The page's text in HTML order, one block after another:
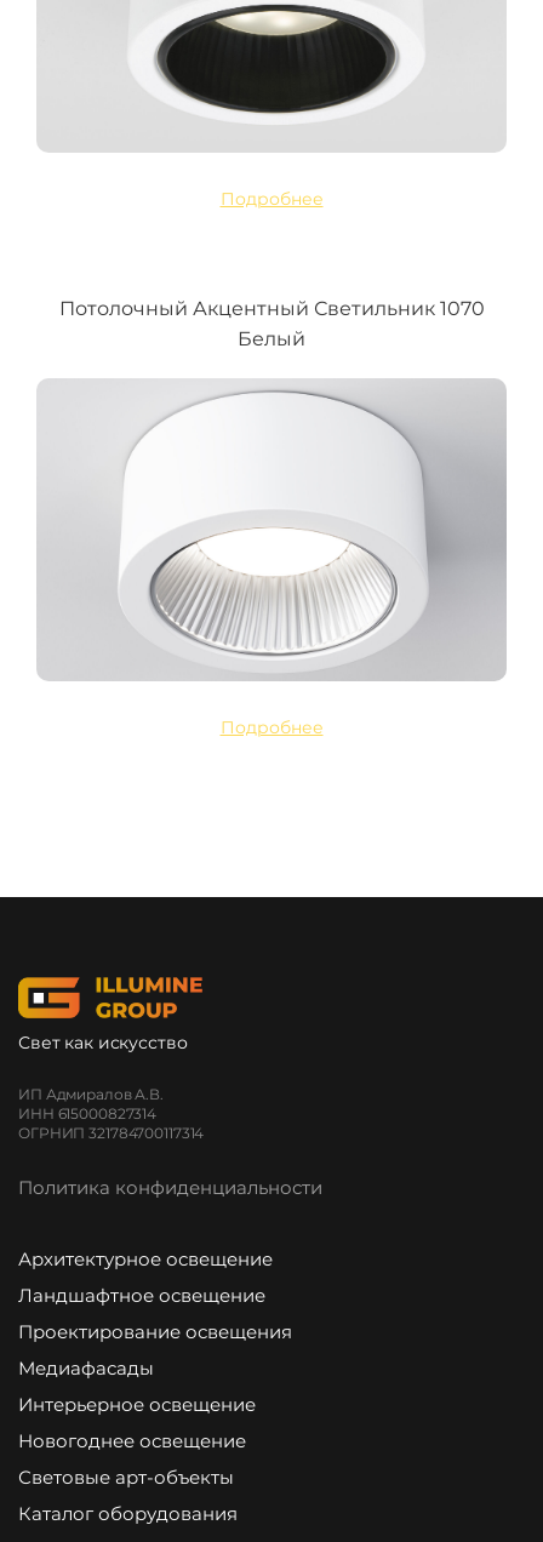
Подробнее
Потолочный Акцентный Светильник 1070
Белый
Подробнее
Свет как искусство
ИП Адмиралов А.В.
ИНН 615000827314
ОГРНИП 321784700117314
Политика конфиденциальности
Архитектурное освещение
Ландшафтное освещение
Проектирование освещения
Медиафасады
Интерьерное освещение
Новогоднее освещение
Световые арт-объекты
Каталог оборудования